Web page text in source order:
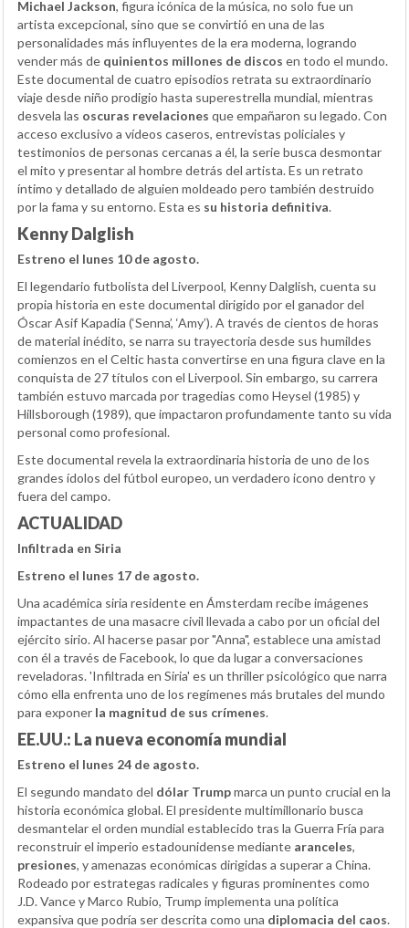
Michael Jackson, figura icónica de la música, no solo fue un
artista excepcional, sino que se convirtió en una de las
personalidades más influyentes de la era moderna, logrando
vender más de quinientos millones de discos en todo el mundo.
Este documental de cuatro episodios retrata su extraordinario
viaje desde niño prodigio hasta superestrella mundial, mientras
desvela las oscuras revelaciones que empañaron su legado. Con
acceso exclusivo a vídeos caseros, entrevistas policiales y
testimonios de personas cercanas a él, la serie busca desmontar
el mito y presentar al hombre detrás del artista. Es un retrato
íntimo y detallado de alguien moldeado pero también destruido
por la fama y su entorno. Esta es su historia definitiva.
Kenny Dalglish
Estreno el lunes 10 de agosto.
El legendario futbolista del Liverpool, Kenny Dalglish, cuenta su
propia historia en este documental dirigido por el ganador del
Óscar Asif Kapadia (‘Senna’, ‘Amy’). A través de cientos de horas
de material inédito, se narra su trayectoria desde sus humildes
comienzos en el Celtic hasta convertirse en una figura clave en la
conquista de 27 títulos con el Liverpool. Sin embargo, su carrera
también estuvo marcada por tragedias como Heysel (1985) y
Hillsborough (1989), que impactaron profundamente tanto su vida
personal como profesional.
Este documental revela la extraordinaria historia de uno de los
grandes ídolos del fútbol europeo, un verdadero icono dentro y
fuera del campo.
ACTUALIDAD
Infiltrada en Siria
Estreno el lunes 17 de agosto.
Una académica siria residente en Ámsterdam recibe imágenes
impactantes de una masacre civil llevada a cabo por un oficial del
ejército sirio. Al hacerse pasar por "Anna", establece una amistad
con él a través de Facebook, lo que da lugar a conversaciones
reveladoras. 'Infiltrada en Siria' es un thriller psicológico que narra
cómo ella enfrenta uno de los regímenes más brutales del mundo
para exponer la magnitud de sus crímenes.
EE.UU.: La nueva economía mundial
Estreno el lunes 24 de agosto.
El segundo mandato del dólar Trumpmarca un punto crucial en la
historia económica global. El presidente multimillonario busca
desmantelar el orden mundial establecido tras la Guerra Fría para
reconstruir el imperio estadounidense mediante aranceles,
presiones, y amenazas económicas dirigidas a superar a China.
Rodeado por estrategas radicales y figuras prominentes como
J.D. Vance y Marco Rubio, Trump implementa una política
expansiva que podría ser descrita como una diplomacia del caos.